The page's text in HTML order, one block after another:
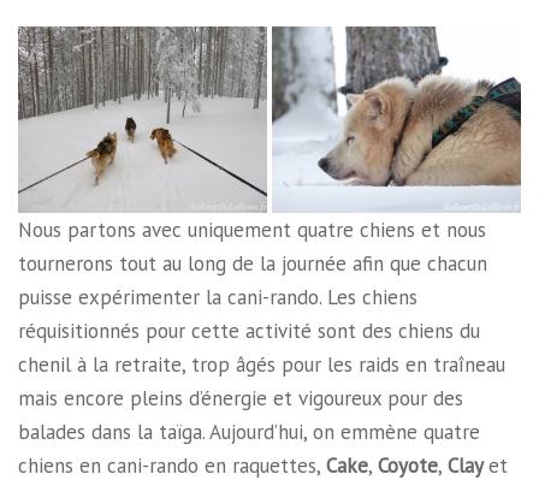
Nous partons avec uniquement quatre chiens et nous
tournerons tout au long de la journée afin que chacun
puisse expérimenter la cani-rando. Les chiens
réquisitionnés pour cette activité sont des chiens du
chenil à la retraite, trop âgés pour les raids en traîneau
mais encore pleins d’énergie et vigoureux pour des
balades dans la taïga. Aujourd’hui, on emmène quatre
chiens en cani-rando en raquettes, Cake, Coyote, Clayet